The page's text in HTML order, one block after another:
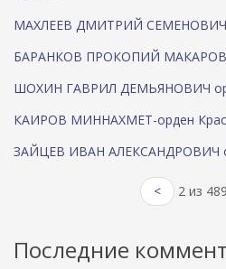
МАХЛЕЕВ ДМИТРИЙ СЕМЕНОВИЧ-
БАРАНКОВ ПРОКОПИЙ
ШОХИН ГАВРИЛ ДЕМЬЯНОВИЧ
КАИРОВ МИННАХМЕТ-орден
ЗАЙЦЕВ ИВАН АЛЕКСАНДРОВИЧ
< 2 из 489
Последние